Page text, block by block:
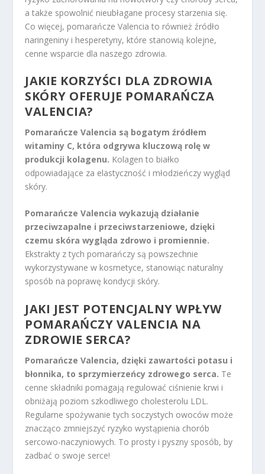
a także spowolnić nieubłagane procesy starzenia się.
Co więcej, pomarańcze Valencia to również źródło
naringeniny i hesperetyny, które stanowią kolejne,
cenne wsparcie dla naszego zdrowia.
JAKIE KORZYŚCI DLA ZDROWIA
SKÓRY OFERUJE POMARAŃCZA
VALENCIA?
Pomarańcze Valencia są bogatym źródłem
witaminy C, która odgrywa kluczową rolę w
produkcji kolagenu. Kolagen to białko
odpowiadające za elastyczność i młodzieńczy wygląd
skóry.
Pomarańcze Valencia wykazują działanie
przeciwzapalne i przeciwstarzeniowe, dzięki
czemu skóra wygląda zdrowo i promiennie.
Ekstrakty z tych pomarańczy są powszechnie
wykorzystywane w kosmetyce, stanowiąc naturalny
sposób na poprawę kondycji skóry.
JAKI JEST POTENCJALNY WPŁYW
POMARAŃCZY VALENCIA NA
ZDROWIE SERCA?
Pomarańcze Valencia, dzięki zawartości potasu i
błonnika, to sprzymierzeńcy zdrowego serca. Te
cenne składniki pomagają regulować ciśnienie krwi i
obniżają poziom szkodliwego cholesterolu LDL.
Regularne spożywanie tych soczystych owoców może
znacząco zmniejszyć ryzyko wystąpienia chorób
sercowo-naczyniowych. To prosty i pyszny sposób, by
zadbać o swoje serce!